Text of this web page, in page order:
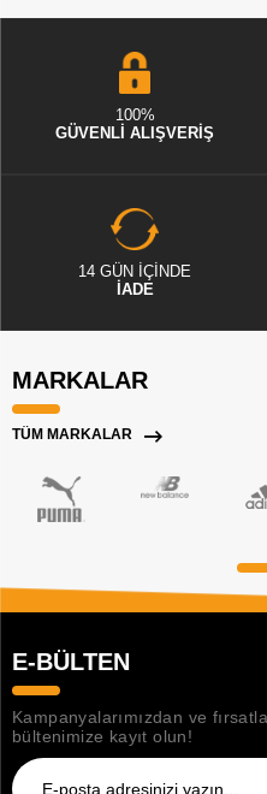
100%
GÜVENLİ ALIŞVERİŞ
14 GÜN İÇİNDE
İADE
MARKALAR
TÜM MARKALAR
E-BÜLTEN
Kampanyalarımızdan ve
bültenimize kayıt olun!